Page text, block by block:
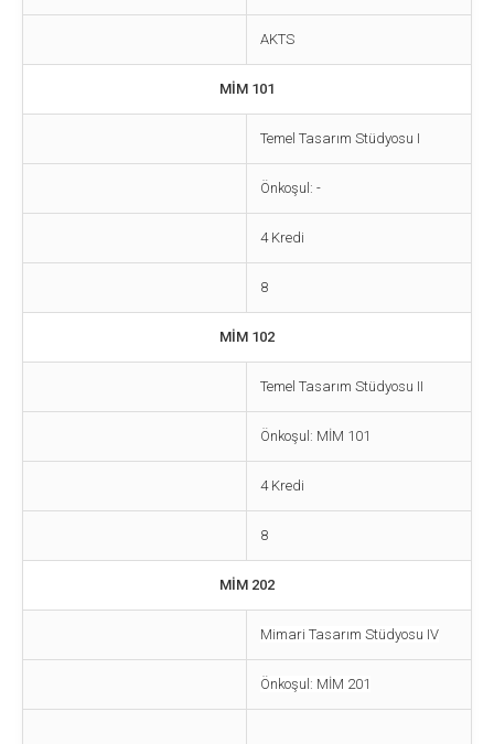
AKTS
MİM 101
Temel Tasarım Stüdyosu I
Önkoşul: -
4 Kredi
8
MİM 102
Temel Tasarım Stüdyosu II
Önkoşul: MİM 101
4 Kredi
8
MİM 202
Mimari Tasarım Stüdyosu IV
Önkoşul: MİM 201